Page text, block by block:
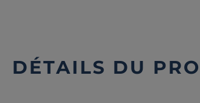
DÉTAILS DU